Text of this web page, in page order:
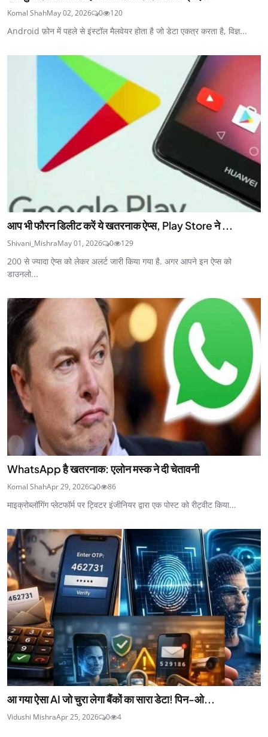
Komal ShahMay 02, 2026 0 120
Android फ़ोन में पहले से इंस्टॉल मैलवेयर होता है जो डेटा एकत्र करता है, विज्ञ...
आप भी फौरन डिलीट करें ये खतरनाक ऐप्स, Play Store ने ...
Shivani_MishraMay 01, 2026 0 129
200 से ज्यादा ऐप्स को लेकर अलर्ट जारी किया गया है. अगर आपने इन ऐप्स को
डाउनलो...
WhatsApp है खतरनाक: एलोन मस्क ने दी चेतावनी
Komal ShahApr 29, 2026 0 86
माइक्रोब्लॉगिंग प्लेटफॉर्म पर ट्विटर इंजीनियर द्वारा एक पोस्ट को रीट्वीट किया...
आ गया ऐसा AI जो चुरा लेगा बैंकों का सारा डेटा! पिन-ओ...
Vidushi MishraApr 25, 2026 0 4